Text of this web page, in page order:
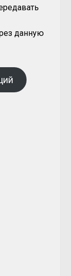
данную